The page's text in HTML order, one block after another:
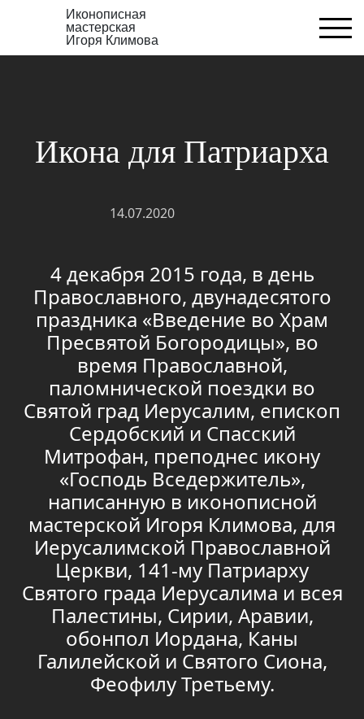
Иконописная
мастерская
Игоря Климова
Икона для Патриарха
14.07.2020
4 декабря 2015 года, в день
Православного, двунадесятого
праздника «Введение во Храм
Пресвятой Богородицы», во
время Православной,
паломнической поездки во
Святой град Иерусалим, епископ
Сердобский и Спасский
Митрофан, преподнес икону
«Господь Вседержитель»,
написанную в иконописной
мастерской Игоря Климова, для
Иерусалимской Православной
Церкви, 141-му Патриарху
Святого града Иерусалима и всея
Палестины, Сирии, Аравии,
обонпол Иордана, Каны
Галилейской и Святого Сиона,
Феофилу Третьему.